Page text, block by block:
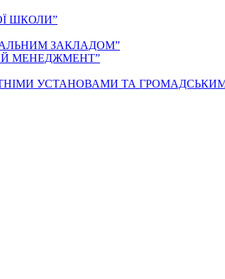
ШКОЛИ”
ЗАКЛАДОМ”
МЕНЕДЖМЕНТ”
УСТАНОВАМИ ТА